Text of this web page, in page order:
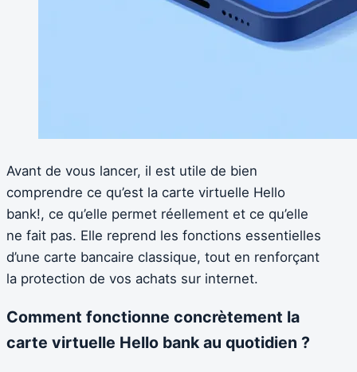
Avant de vous lancer, il est utile de bien
comprendre ce qu’est la carte virtuelle Hello
bank!, ce qu’elle permet réellement et ce qu’elle
ne fait pas. Elle reprend les fonctions essentielles
d’une carte bancaire classique, tout en renforçant
la protection de vos achats sur internet.
Comment fonctionne concrètement la
carte virtuelle Hello bank au quotidien ?